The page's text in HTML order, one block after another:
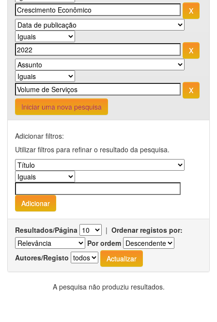
Iniciar uma nova pesquisa
Adicionar filtros:
Utilizar filtros para refinar o resultado da pesquisa.
Resultados/Página | Ordenar registos por:
Por ordem
Autores/Registo
A pesquisa não produziu resultados.